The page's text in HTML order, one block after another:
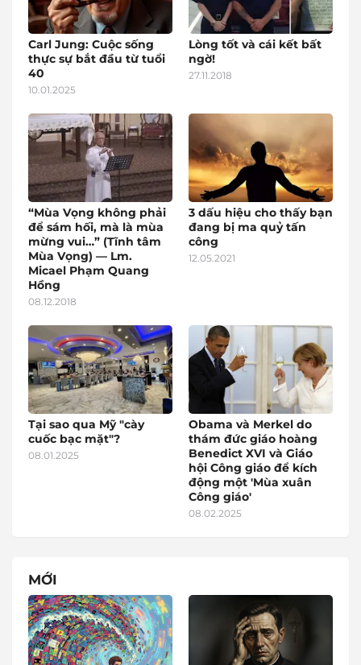
Carl Jung: Cuộc sống
thực sự bắt đầu từ tuổi
40
10.01.2025
Lòng tốt và cái kết bất
ngờ!
27.11.2018
“Mùa Vọng không phải
để sám hối, mà là mùa
mừng vui…” (Tĩnh tâm
Mùa Vọng) — Lm.
Micael Phạm Quang
Hồng
08.12.2018
3 dấu hiệu cho thấy bạn
đang bị ma quỷ tấn
công
12.05.2021
Tại sao qua Mỹ "cày
cuốc bạc mặt"?
08.01.2025
Obama và Merkel do
thám đức giáo hoàng
Benedict XVI và Giáo
hội Công giáo để kích
động một 'Mùa xuân
Công giáo'
08.02.2025
MỚI